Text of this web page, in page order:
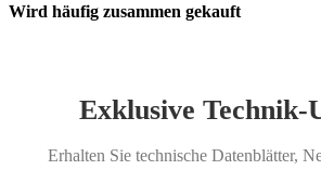
Wird häufig zusammen gekauft
Exklusive Technik-
Erhalten Sie technische Datenblätter,